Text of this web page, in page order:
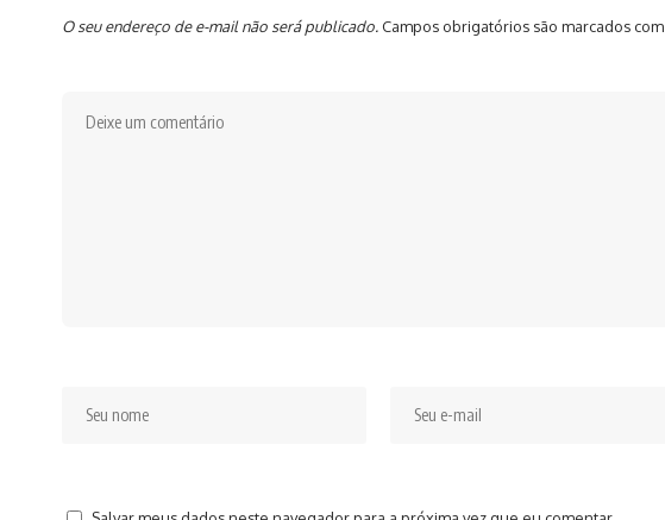
O seu endereço de e-mail não será publicado. Campos obrigatórios são marcados com